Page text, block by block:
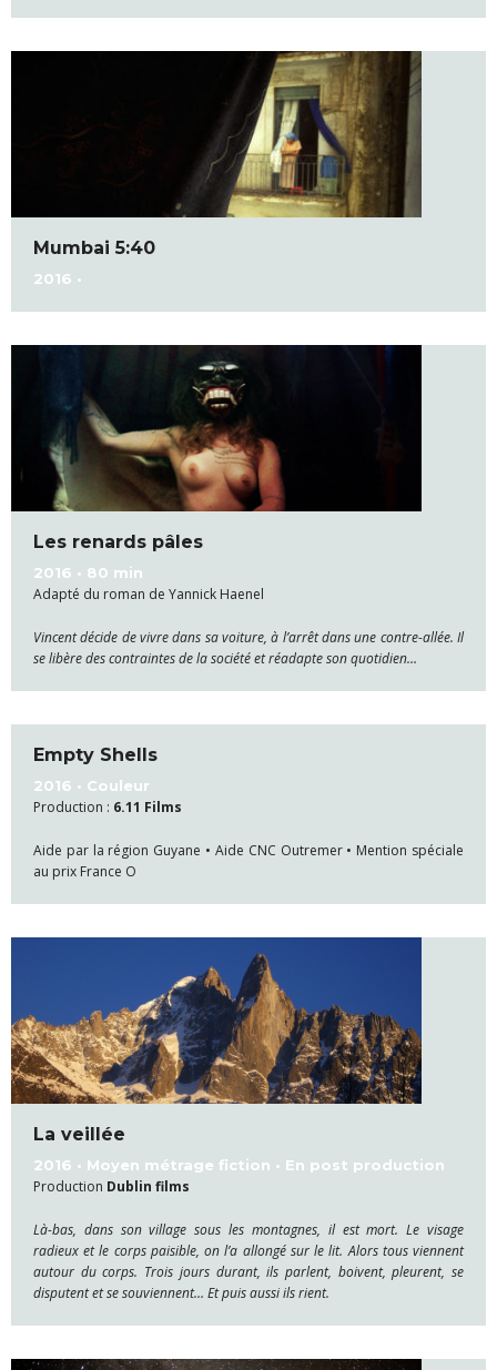
Mumbai 5:40
2016 •
Les renards pâles
2016 • 80 min
Adapté du roman de Yannick Haenel
Vincent décide de vivre dans sa voiture, à l’arrêt dans une contre-allée. Il
se libère des contraintes de la société et réadapte son quotidien…
Empty Shells
2016 • Couleur
Production : 6.11 Films
Aide par la région Guyane • Aide CNC Outremer • Mention spéciale
au prix France O
La veillée
2016 • Moyen métrage fiction • En post production
Production Dublin films
Là-bas, dans son village sous les montagnes, il est mort. Le visage
radieux et le corps paisible, on l’a allongé sur le lit. Alors tous viennent
autour du corps. Trois jours durant, ils parlent, boivent, pleurent, se
disputent et se souviennent… Et puis aussi ils rient.